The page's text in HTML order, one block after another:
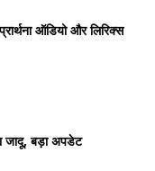
ऑडियो और लिरिक्स
जादू, बड़ा अपडेट